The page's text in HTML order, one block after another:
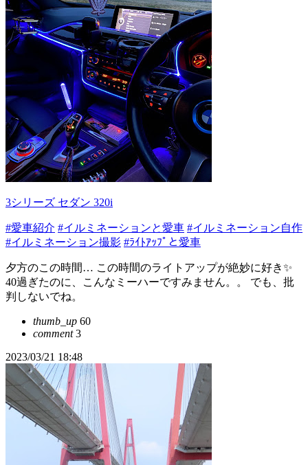
3シリーズ セダン 320i
#愛車紹介 #イルミネーションと愛車 #イルミネーション自作
#イルミネーション撮影 #ﾗｲﾄｱｯﾌﾟと愛車
夕方のこの時間… この時間のライトアップが絶妙に好き✨
40過ぎたのに、こんなミーハーですみません。。 でも、批
判しないでね。
thumb_up 60
comment3
2023/03/21 18:48